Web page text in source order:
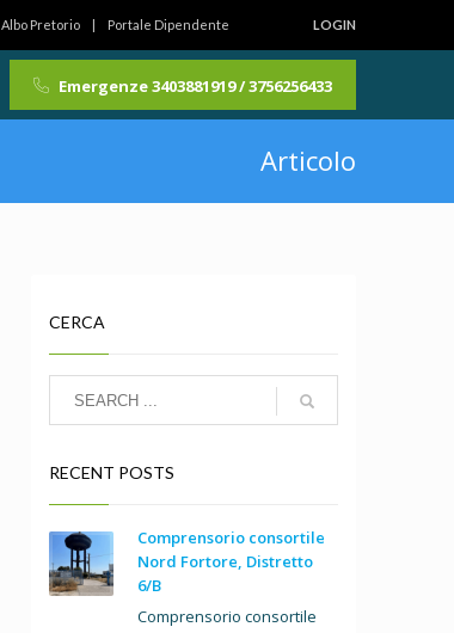
Albo Pretorio Portale Dipendente LOGIN
Emergenze 3403881919 / 3756256433
Articolo
CERCA
RECENT POSTS
Comprensorio consortile
Nord Fortore, Distretto
6/B
Comprensorio consortile